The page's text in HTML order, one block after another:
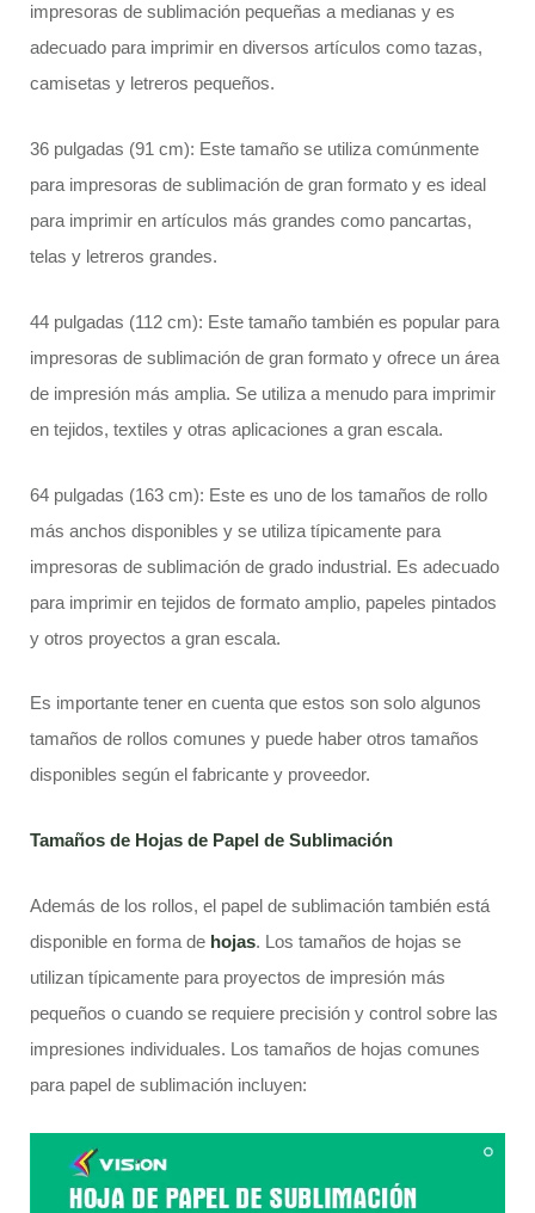
impresoras de sublimación pequeñas a medianas y es
adecuado para imprimir en diversos artículos como tazas,
camisetas y letreros pequeños.
36 pulgadas (91 cm): Este tamaño se utiliza comúnmente
para impresoras de sublimación de gran formato y es ideal
para imprimir en artículos más grandes como pancartas,
telas y letreros grandes.
44 pulgadas (112 cm): Este tamaño también es popular para
impresoras de sublimación de gran formato y ofrece un área
de impresión más amplia. Se utiliza a menudo para imprimir
en tejidos, textiles y otras aplicaciones a gran escala.
64 pulgadas (163 cm): Este es uno de los tamaños de rollo
más anchos disponibles y se utiliza típicamente para
impresoras de sublimación de grado industrial. Es adecuado
para imprimir en tejidos de formato amplio, papeles pintados
y otros proyectos a gran escala.
Es importante tener en cuenta que estos son solo algunos
tamaños de rollos comunes y puede haber otros tamaños
disponibles según el fabricante y proveedor.
Tamaños de Hojas de Papel de Sublimación
Además de los rollos, el papel de sublimación también está
disponible en forma de hojas. Los tamaños de hojas se
utilizan típicamente para proyectos de impresión más
pequeños o cuando se requiere precisión y control sobre las
impresiones individuales. Los tamaños de hojas comunes
para papel de sublimación incluyen: